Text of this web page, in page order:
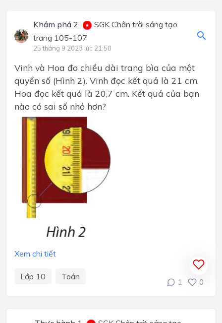
Khám phá 2
SGK Chân trời sáng tạo
trang 105-107
25 tháng 9 2023 lúc 21:50
Vinh và Hoa đo chiều dài trang bìa của một
quyển số (Hình 2). Vinh đọc kết quả là 21 cm.
Hoa đọc kết quả là 20,7 cm. Kết quả của bạn
nào có sai số nhỏ hơn?
Xem chi tiết
Lớp 10 Toán
1 0